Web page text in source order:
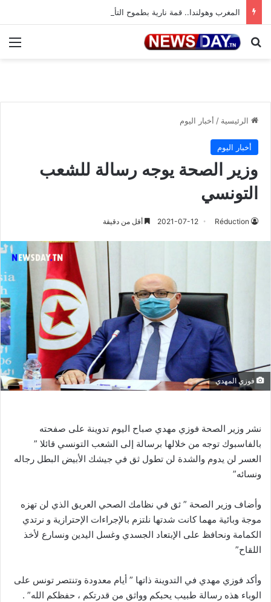
المغرب وهولندا.. قمة نارية بطموح التأهل إلى ثمن النهائي
بحث عن
الرئيسية / أخبار اليوم
أخبار اليوم
وزير الصحة يوجه رسالة للشعب
التونسي
Réduction
2021-07-12 أقل من دقيقة
فوزي المهدي
نشر وزير الصحة فوزي مهدي صباح اليوم تدوينة على صفحته
بالفاسبوك توجه من خلالها برسالة إلى الشعب التونسي قائلا ”
العسر لن يدوم والشدة لن تطول ثق في جيشك الأبيض البطل رجاله
ونسائه”
وأضاف وزير الصحة ” ثق في نظامك الصحي العريق الذي لن تهزه
موجة وبائية مهما كانت شدتها نلتزم بالإجراءات الإحترازية و نرتدي
الكمامة ونحافظ على الإبتعاد الجسدي وغسل اليدين ونسارع لأخذ
اللقاح”
وأكد فوزي مهدي في التدوينة ذاتها ” أيام معدودة وتنتصر تونس على
الوباء هذه رسالة طبيب يحبكم وواثق من قدرتكم ، حفظكم الله” .